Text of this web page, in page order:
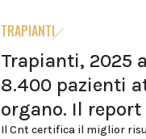
TRAPIANTI
Trapianti, 2025
8.400 pazienti
organo. Il report
Il Cnt certifica il miglior